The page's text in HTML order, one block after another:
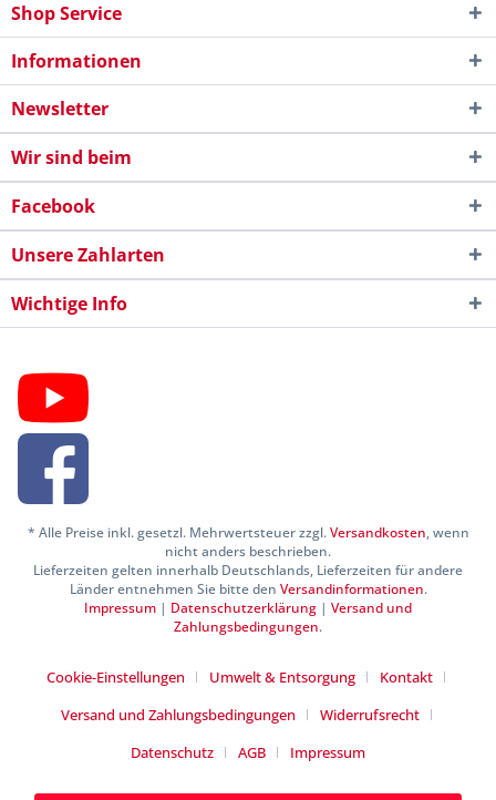
Shop Service
Informationen
Newsletter
Wir sind beim
Facebook
Unsere Zahlarten
Wichtige Info
* Alle Preise inkl. gesetzl. Mehrwertsteuer zzgl.Versandkosten, wenn
nicht anders beschrieben.
Lieferzeiten gelten innerhalb Deutschlands, Lieferzeiten für andere
Länder entnehmen Sie bitte den Versandinformationen.
Impressum | Datenschutzerklärung | Versand und
Zahlungsbedingungen.
Cookie-Einstellungen Umwelt & Entsorgung
Kontakt
Versand und Zahlungsbedingungen
Widerrufsrecht
Datenschutz
AGB Impressum